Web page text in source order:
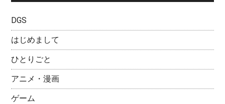
t
e
DGS
はじめまして
ひとりごと
アニメ・漫画
ゲーム